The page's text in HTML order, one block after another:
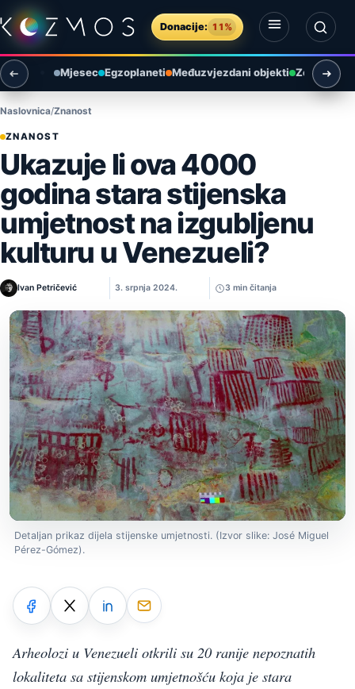
Preskoči na sadržaj
Donacije: 11%
Otvori izbornik
Otvori pretragu
Mjesec Egzoplaneti Međuzvjezdani objekti Zemlja i
Naslovnica Znanost
ZNANOST
Ukazuje li ova 4000
godina stara stijenska
umjetnost na izgubljenu
kulturu u Venezueli?
Ivan Petričević 3. srpnja 2024. 3 min čitanja
Detaljan prikaz dijela stijenske umjetnosti. (Izvor slike: José Miguel
Pérez-Gómez).
Arheolozi u Venezueli otkrili su 20 ranije nepoznatih
lokaliteta sa stijenskom umjetnošću koja je stara